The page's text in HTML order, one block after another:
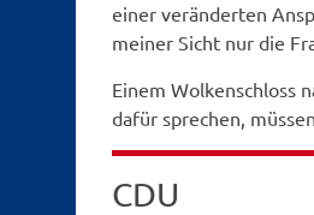
einer veränderten
meiner Sicht nur die
Einem Wolkenschloss
dafür sprechen,
CDU